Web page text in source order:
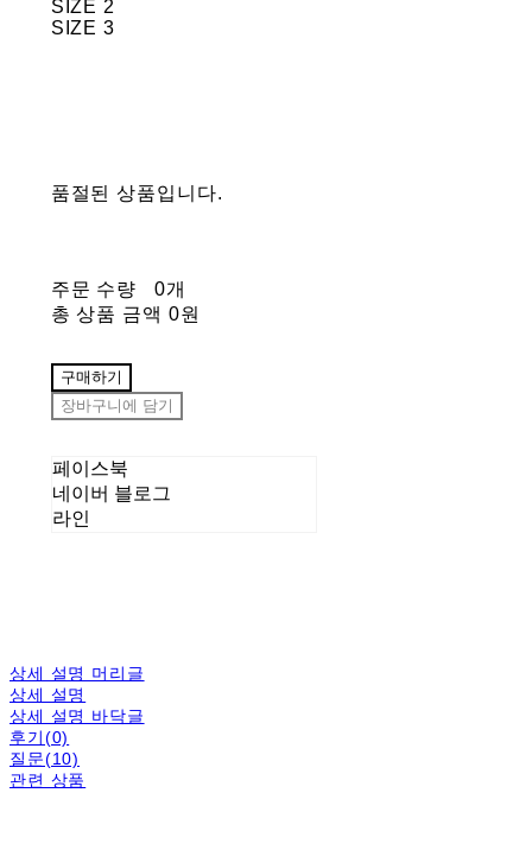
SIZE 2
SIZE 3
품절된 상품입니다.
주문 수량
0개
총 상품 금액 0원
구매하기
장바구니에 담기
페이스북
네이버 블로그
라인
상세 설명 머리글
상세 설명
상세 설명 바닥글
후기(0)
질문(10)
관련 상품